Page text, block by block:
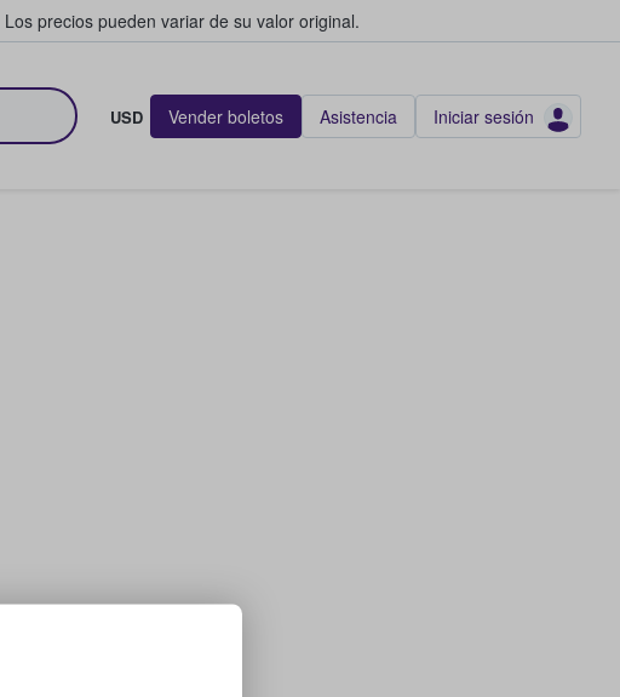
Los precios pueden variar de su valor original.
USD Vender boletos Asistencia Iniciar sesión